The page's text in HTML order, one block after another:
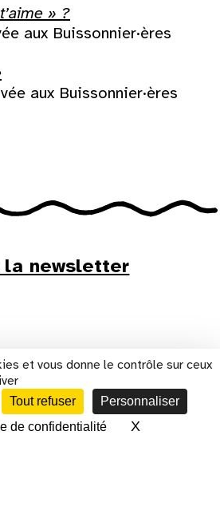
et vous donne le contrôle sur ceux
Tout refuser
Personnaliser
de confidentialité
XMasquer le
» ?
aux Buissonnier·ères
aux Buissonnier·ères
la newsletter